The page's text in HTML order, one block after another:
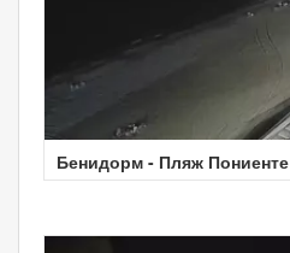
Бенидорм - Пляж Пониенте